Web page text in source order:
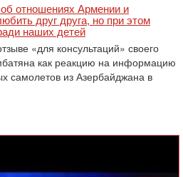
отношениях Армении и
друг друга, но при этом
наших детей
«для консультаций» своего
как реакцию на информацию
самолетов из Азербайджана в